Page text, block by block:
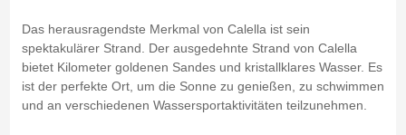
Das herausragendste Merkmal von Calella ist sein
spektakulärer Strand. Der ausgedehnte Strand von Calella
bietet Kilometer goldenen Sandes und kristallklares Wasser. Es
ist der perfekte Ort, um die Sonne zu genießen, zu schwimmen
und an verschiedenen Wassersportaktivitäten teilzunehmen.